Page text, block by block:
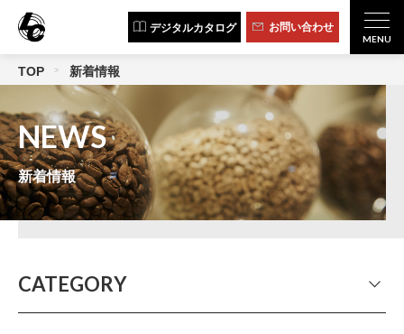
デジタルカタログ お問い合わせ
TOP 新着情報
NEWS
新着情報
CATEGORY